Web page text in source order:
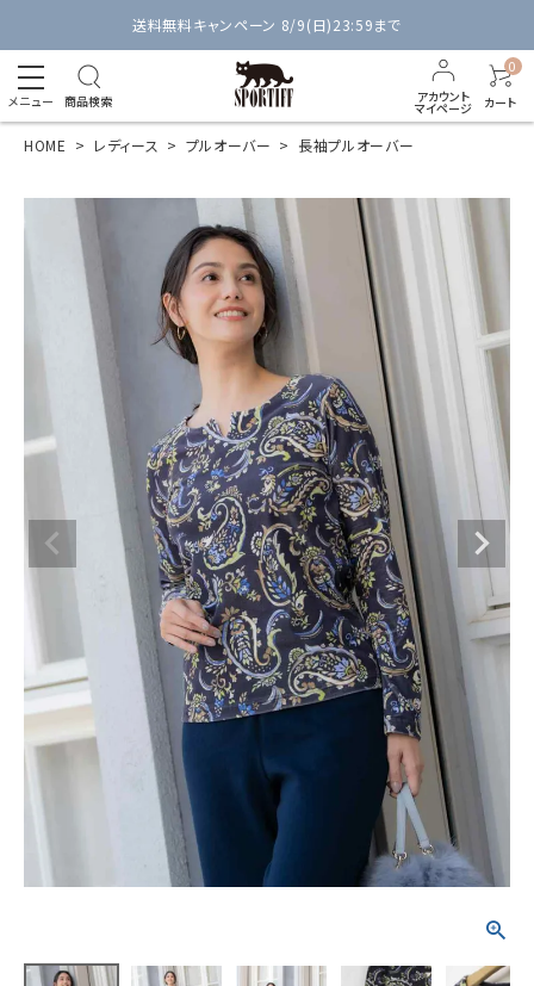
送料無料キャンペーン 8/9(日)23:59まで
メニュー 商品検索 アカウント
マイページ
0
カート
HOME レディース プルオーバー 長袖プルオーバー